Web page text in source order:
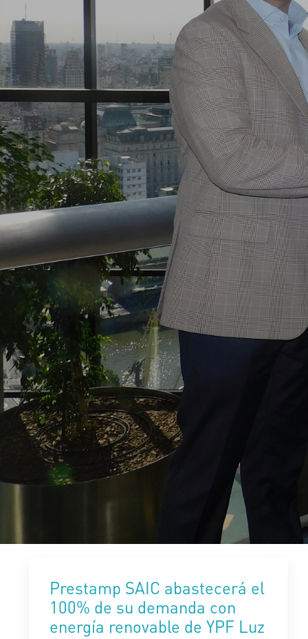
Prestamp SAIC abastecerá el
100% de su demanda con
energía renovable de YPF Luz